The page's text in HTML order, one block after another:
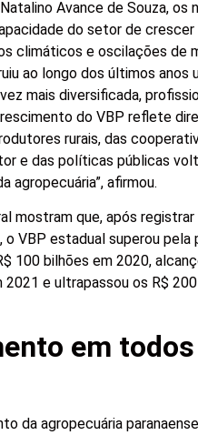
Avance de Souza, os
do setor de crescer
climáticos e oscilações de
ao longo dos últimos anos
mais diversificada,
do VBP reflete
rurais, das
e das políticas públicas
agropecuária”, afirmou.
mostram que, após registrar
o VBP estadual superou pela
100 bilhões em 2020,
2021 e ultrapassou os R$
em
da agropecuária